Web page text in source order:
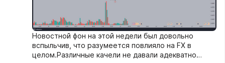
Новостной фон на этой недели был довольно
вспыльчив, что разумеется повлияло на FX в
целом.Различные качели не давали адекватно